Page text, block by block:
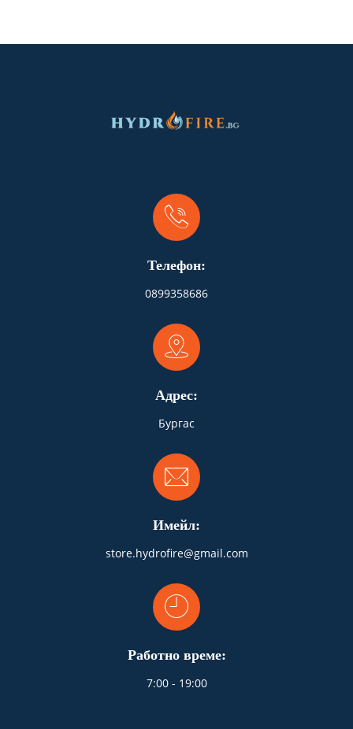
Телефон:
0899358686
Адрес:
Бургас
Имейл:
store.hydrofire@gmail.com
Работно време:
7:00 - 19:00